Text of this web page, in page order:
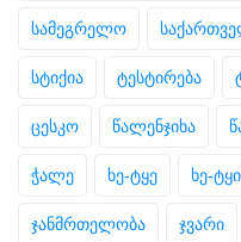
სამეგრელო
სტიქია ტესტირება
ცესკო წალენჯიხა
ჭალე ხე-ტყე ხე-
ჯანმრთელობა ჯვარი